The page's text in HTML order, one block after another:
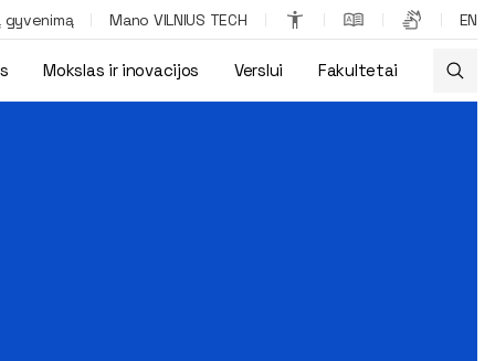
gyvenimą Mano VILNIUS TECH EN
Mokslas ir inovacijos Verslui Fakultetai